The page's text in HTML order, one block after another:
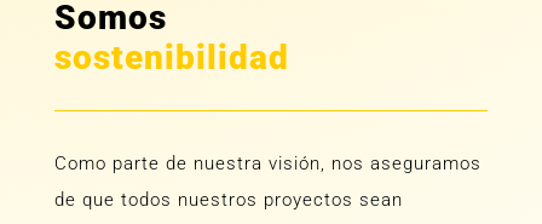
Somos
sostenibilidad
Como parte de nuestra visión, nos aseguramos
de que todos nuestros proyectos sean